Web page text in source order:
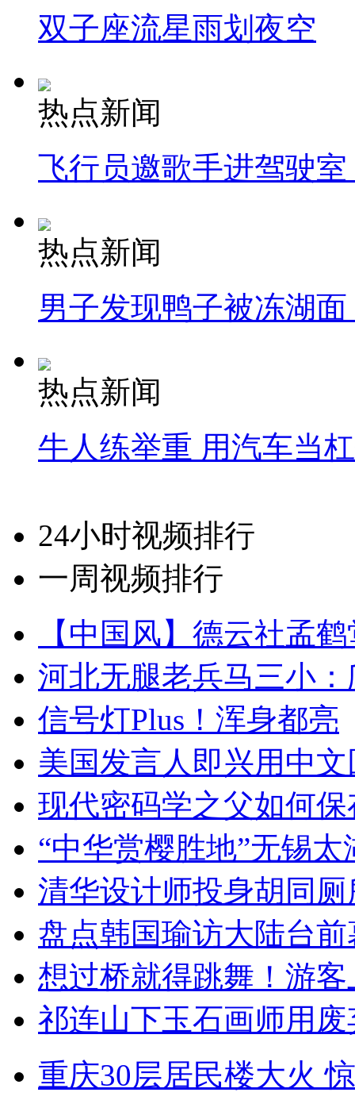
双子座流星雨划夜空
热点新闻
飞行员邀歌手进驾驶
热点新闻
男子发现鸭子被冻湖
热点新闻
牛人练举重 用汽车当
24小时视频排行
一周视频排行
【中国风】德云社孟
河北无腿老兵马三小
信号灯Plus！浑身都亮
美国发言人即兴用中
现代密码学之父如何
“中华赏樱胜地”无锡
清华设计师投身胡同
盘点韩国瑜访大陆台
想过桥就得跳舞！游客
祁连山下玉石画师用
重庆30层居民楼大火